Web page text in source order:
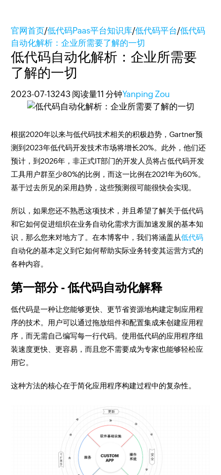
官网首页/低代码Paas平台知识库/低代码平台/低代码
自动化解析：企业所需要了解的一切
低代码自动化解析：企业所需要
了解的一切
2023-07-13243 阅读量11 分钟Yanping Zou
根据2020年以来与低代码技术相关的积极趋势，Gartner预
测到2023年低代码开发技术市场将增长20%。此外，他们还
预计，到2026年，非正式IT部门的开发人员将占低代码开发
工具用户群至少80%的比例，而这一比例在2021年为60%。
基于过去所见的采用趋势，这些预测很可能很快会实现。
所以，如果您还不熟悉这项技术，并且希望了解关于低代码
和它如何促进组织在业务自动化需求方面加速发展的基本知
识，那么您来对地方了。在本博客中，我们将涵盖从低代码
自动化的基本定义到它如何帮助实际业务转变其运营方式的
各种内容。
第一部分 - 低代码自动化解释
低代码是一种让您能够更快、更节省资源地构建定制应用程
序的技术。用户可以通过拖放组件和配置集成来创建应用程
序，而无需自己编写每一行代码。使用低代码的应用程序组
装速度更快、更容易，而且您不需要成为专家也能够轻松应
用它。
这种方法的核心在于简化应用程序构建过程中的复杂性。